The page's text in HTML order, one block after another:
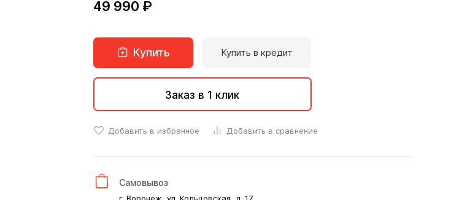
49 990 ₽
Купить Купить в кредит
Заказ в 1 клик
Добавить в избранное Добавить в сравнение
Самовывоз